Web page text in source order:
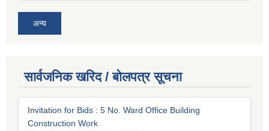
अन्य
सार्वजनिक खरिद / बोलपत्र सूचना
Invitation for Bids : 5 No. Ward Office Building
Construction Work